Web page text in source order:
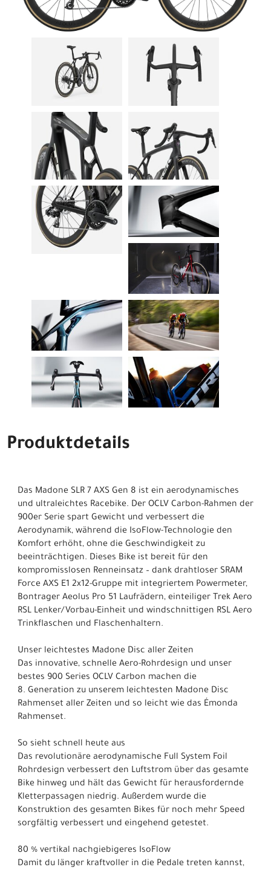
Produktdetails
Das Madone SLR 7 AXS Gen 8 ist ein aerodynamisches
und ultraleichtes Racebike. Der OCLV Carbon-Rahmen der
900er Serie spart Gewicht und verbessert die
Aerodynamik, während die IsoFlow-Technologie den
Komfort erhöht, ohne die Geschwindigkeit zu
beeinträchtigen. Dieses Bike ist bereit für den
kompromisslosen Renneinsatz – dank drahtloser SRAM
Force AXS E1 2x12-Gruppe mit integriertem Powermeter,
Bontrager Aeolus Pro 51 Laufrädern, einteiliger Trek Aero
RSL Lenker/Vorbau-Einheit und windschnittigen RSL Aero
Trinkflaschen und Flaschenhaltern.
Unser leichtestes Madone Disc aller Zeiten
Das innovative, schnelle Aero-Rohrdesign und unser
bestes 900 Series OCLV Carbon machen die
8. Generation zu unserem leichtesten Madone Disc
Rahmenset aller Zeiten und so leicht wie das Émonda
Rahmenset.
So sieht schnell heute aus
Das revolutionäre aerodynamische Full System Foil
Rohrdesign verbessert den Luftstrom über das gesamte
Bike hinweg und hält das Gewicht für herausfordernde
Kletterpassagen niedrig. Außerdem wurde die
Konstruktion des gesamten Bikes für noch mehr Speed
sorgfältig verbessert und eingehend getestet.
80 % vertikal nachgiebigeres IsoFlow
Damit du länger kraftvoller in die Pedale treten kannst,